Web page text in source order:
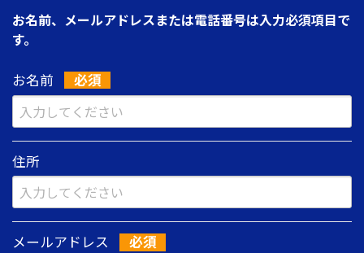
お名前、メールアドレスまたは電話番号は入力必須項目で
す。
お名前
住所
メールアドレス